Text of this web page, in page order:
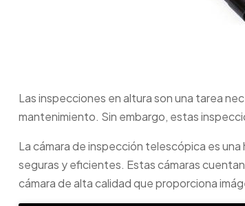
Las inspecciones en altura son una tarea
mantenimiento. Sin embargo, estas
La cámara de inspección telescópica es
seguras y eficientes. Estas cámaras
cámara de alta calidad que proporciona